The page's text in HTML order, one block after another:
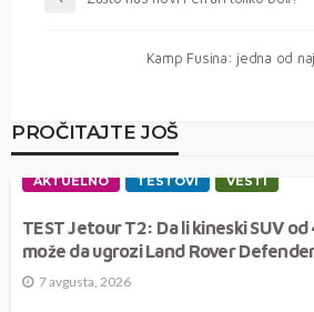
Kamp Fusina: jedna od
PROČITAJTE JOŠ
AKTUELNO TESTOVI VESTI
TEST Jetour T2: Da li kineski SUV
može da ugrozi Land Rover
7 avgusta, 2026